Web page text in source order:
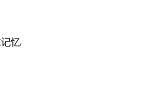
忆